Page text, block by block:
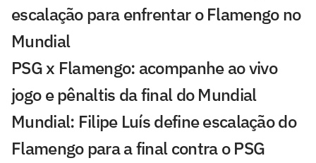
escalação para enfrentar o Flamengo no
Mundial
PSG x Flamengo: acompanhe ao vivo
jogo e pênaltis da final do Mundial
Mundial: Filipe Luís define escalação do
Flamengo para a final contra o PSG